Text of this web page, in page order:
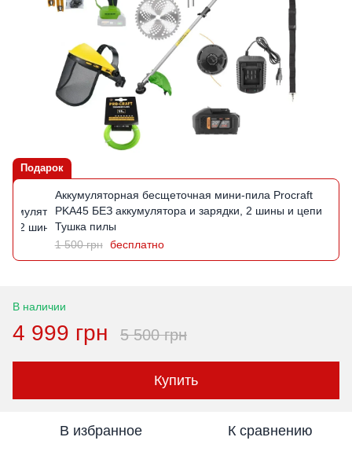
Подарок
Аккумуляторная бесщеточная мини-пила Procraft
PKA45 БЕЗ аккумулятора и зарядки, 2 шины и цепи
Тушка пилы
1 500 грн бесплатно
В наличии
4 999 грн 5 500 грн
Купить
В избранное К сравнению